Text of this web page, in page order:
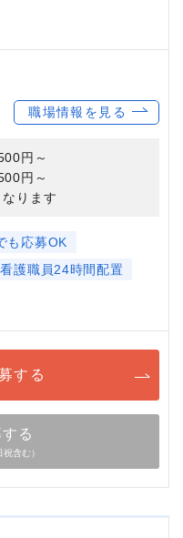
職場情報を見る
円～
円～
ります
も応募OK
護職員24時間配置
する
る
含む）